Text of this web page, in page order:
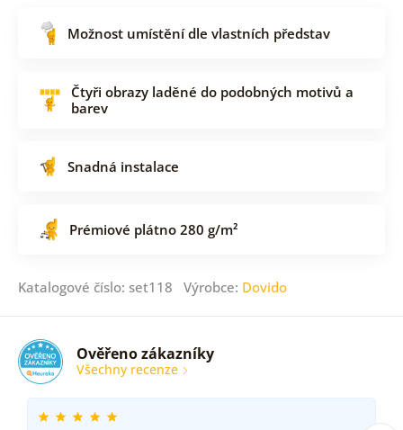
Možnost umístění dle vlastních představ
Čtyři obrazy laděné do podobných motivů a
barev
Snadná instalace
Prémiové plátno 280 g/m²
Katalogové číslo: set118 Výrobce: Dovido
Ověřeno zákazníky
Všechny recenze